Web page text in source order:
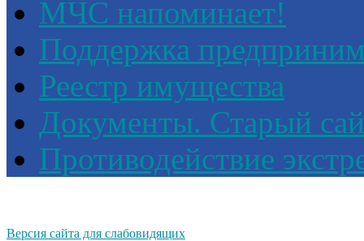
МЧС напоминает!
Поддержка
Реестр имущества
Документы. Старый
Противодействие
Версия сайта для слабовидящих